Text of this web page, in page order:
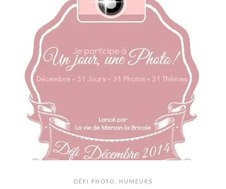
DÉFI PHOTO HUMEURS